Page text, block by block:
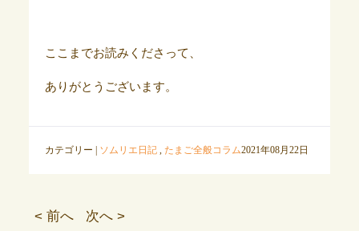
ここまでお読みくださって、
ありがとうございます。
カテゴリー | ソムリエ日記, たまご全般コラム2021年08月22日
< 前へ 次へ >